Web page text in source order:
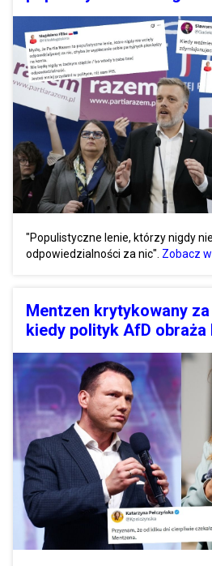
"Populistyczne lenie, którzy nigdy
odpowiedzialności za nic". Zobacz
Mentzen krytykowany
kiedy polityk AfD obraża